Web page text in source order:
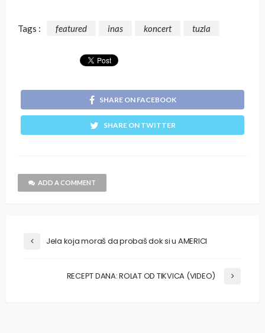
Tags : featured inas koncert tuzla
SHARE ON FACEBOOK
SHARE ON TWITTER
ADD A COMMENT
Jela koja moraš da probaš dok si u AMERICI
RECEPT DANA: ROLAT OD TIKVICA (VIDEO)